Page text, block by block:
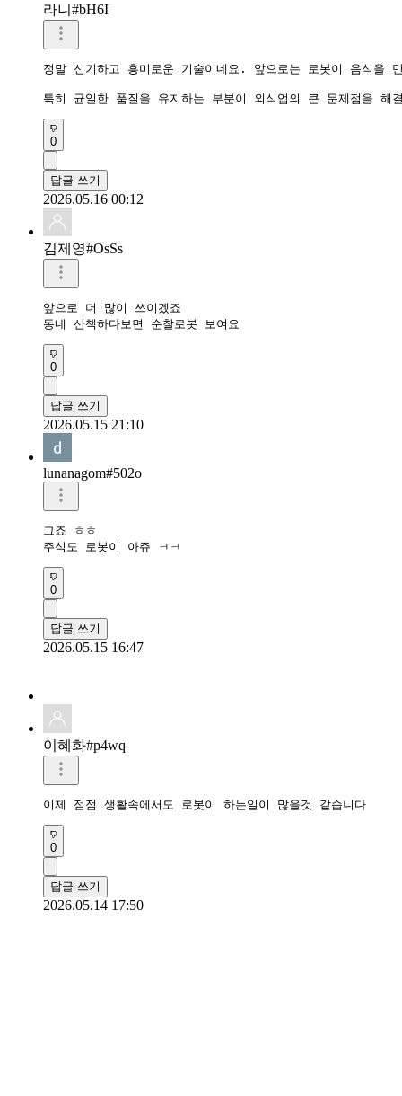
라니#bH6I
정말 신기하고 흥미로운 기술이네요. 앞으로는 로봇이 음식을
특히 균일한 품질을 유지하는 부분이 외식업의 큰 문제점을 해
0
답글 쓰기
2026.05.16 00:12
김제영#OsSs
앞으로 더 많이 쓰이겠죠
동네 산책하다보면 순찰로봇 보여요
0
답글 쓰기
2026.05.15 21:10
lunanagom#502o
그죠 ㅎㅎ
주식도 로봇이 아쥬 ㅋㅋ
0
답글 쓰기
2026.05.15 16:47
이혜화#p4wq
이제 점점 생활속에서도 로봇이 하는일이 많을것 같습니다
0
답글 쓰기
2026.05.14 17:50